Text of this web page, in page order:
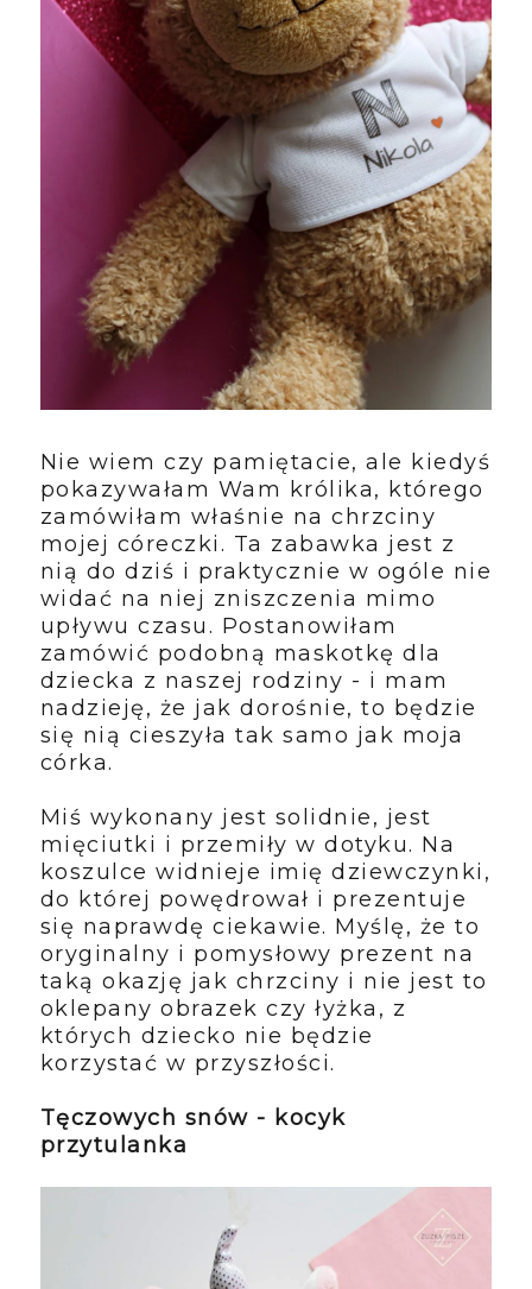
Nie wiem czy pamiętacie, ale kiedyś
pokazywałam Wam królika, którego
zamówiłam właśnie na chrzciny
mojej córeczki. Ta zabawka jest z
nią do dziś i praktycznie w ogóle nie
widać na niej zniszczenia mimo
upływu czasu. Postanowiłam
zamówić podobną maskotkę dla
dziecka z naszej rodziny - i mam
nadzieję, że jak dorośnie, to będzie
się nią cieszyła tak samo jak moja
córka.
Miś wykonany jest solidnie, jest
mięciutki i przemiły w dotyku. Na
koszulce widnieje imię dziewczynki,
do której powędrował i prezentuje
się naprawdę ciekawie. Myślę, że to
oryginalny i pomysłowy prezent na
taką okazję jak chrzciny i nie jest to
oklepany obrazek czy łyżka, z
których dziecko nie będzie
korzystać w przyszłości.
Tęczowych snów - kocyk
przytulanka